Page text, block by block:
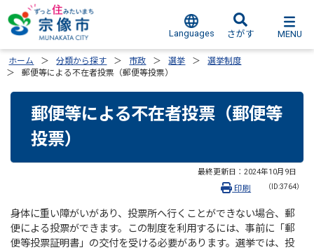
Languages さがす MENU
ホーム 分類から探す 市政 選挙
選挙制度
郵便等による不在者投票（郵便等投票）
郵便等による不在者投票（郵便等
投票）
最終更新日： 2024年10月9日
（ID:3764）
印刷
身体に重い障がいがあり、投票所へ行くことができない場合、郵
便による投票ができます。この制度を利用するには、事前に「郵
便等投票証明書」の交付を受ける必要があります。選挙では、投